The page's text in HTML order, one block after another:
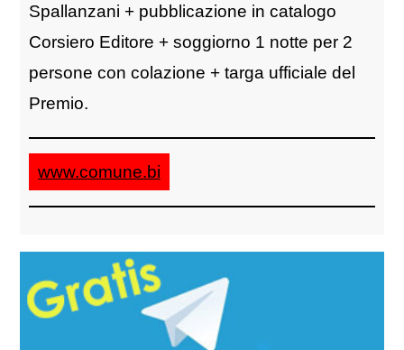
Spallanzani + pubblicazione in catalogo
Corsiero Editore + soggiorno 1 notte per 2
persone con colazione + targa ufficiale del
Premio.
www.comune.bi